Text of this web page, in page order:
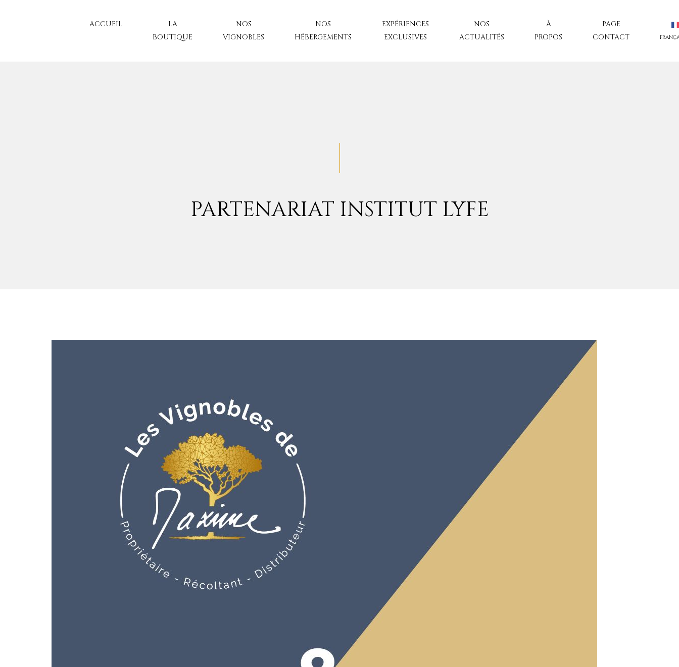
ACCUEIL
LA
BOUTIQUE
NOS
VIGNOBLES
NOS
HÉBERGEMENTS
EXPÉRIENCES
EXCLUSIVES
NOS
ACTUALITÉS
À
PROPOS
PAGE
CONTACT
PARTENARIAT INSTITUT LYFE